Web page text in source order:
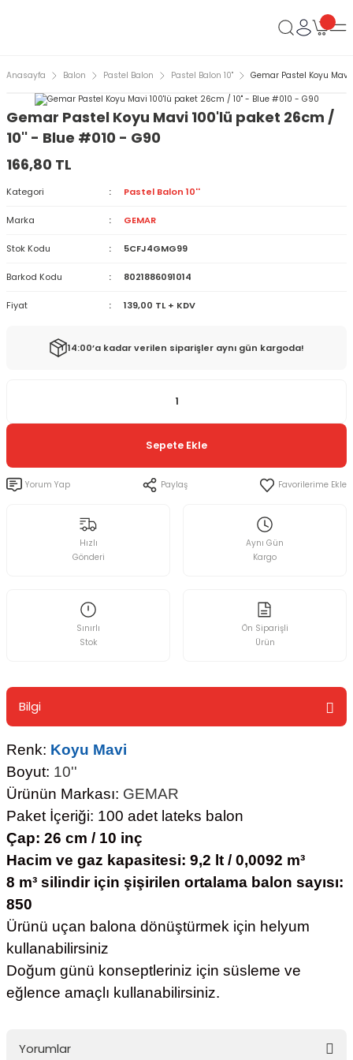
Anasayfa Balon Pastel Balon Pastel Balon 10'' Gemar Pastel Koyu
Gemar Pastel Koyu Mavi 100'lü paket 26cm /
10'' - Blue #010 - G90
166,80 TL
Kategori Pastel Balon 10''
Marka GEMAR
Stok Kodu 5CFJ4GMG99
Barkod Kodu 8021886091014
Fiyat 139,00 TL + KDV
14:00’a kadar verilen siparişler aynı gün kargoda!
Sepete Ekle
Yorum Yap Paylaş
Hızlı
Gönderi
Aynı Gün
Kargo
Sınırlı
Stok
Ön Siparişli
Ürün
Bilgi
Renk: Koyu Mavi
Boyut: 10''
Ürünün Markası: GEMAR
Paket İçeriği: 100 adet lateks balon
Çap: 26 cm / 10 inç
Hacim ve gaz kapasitesi: 9,2 lt / 0,0092 m³
8 m³ silindir için şişirilen ortalama balon sayısı:
850
Ürünü uçan balona dönüştürmek için helyum
kullanabilirsiniz
Doğum günü konseptleriniz için süsleme ve
eğlence amaçlı kullanabilirsiniz.
Yorumlar